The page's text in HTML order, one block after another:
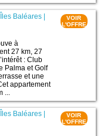
Baléares
à
27 km, 27
: Club
Palma et Golf
et une
appartement
...
VOIR
L'OFFRE
Baléares
VOIR
L'OFFRE